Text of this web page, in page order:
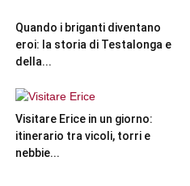
Quando i briganti diventano
eroi: la storia di Testalonga e
della...
Visitare Erice in un giorno:
itinerario tra vicoli, torri e
nebbie...